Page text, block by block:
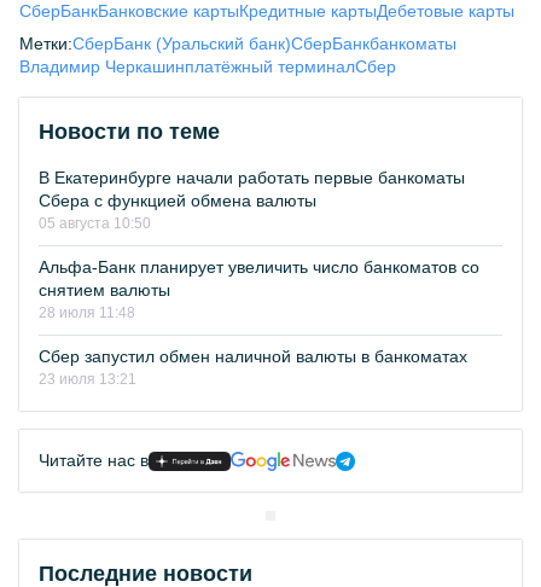
СберБанкБанковские картыКредитные картыДебетовые карты
Метки:СберБанк (Уральский банк)СберБанкбанкоматы
Владимир Черкашинплатёжный терминалСбер
Новости по теме
В Екатеринбурге начали работать первые банкоматы
Сбера с функцией обмена валюты
05 августа 10:50
Альфа-Банк планирует увеличить число банкоматов со
снятием валюты
28 июля 11:48
Сбер запустил обмен наличной валюты в банкоматах
23 июля 13:21
Читайте нас в
Последние новости